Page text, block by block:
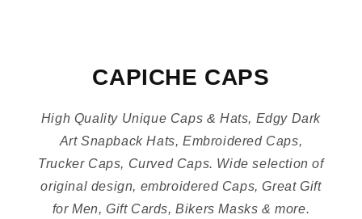
CAPICHE CAPS
High Quality Unique Caps & Hats, Edgy Dark
Art Snapback Hats, Embroidered Caps,
Trucker Caps, Curved Caps. Wide selection of
original design, embroidered Caps, Great Gift
for Men, Gift Cards, Bikers Masks & more.